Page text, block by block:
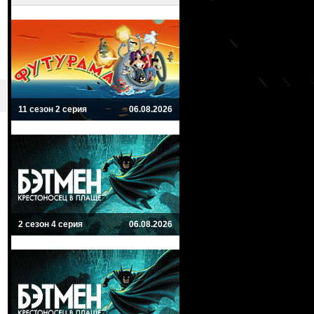
11 сезон 2 серия 06.08.2026
2 сезон 4 серия 06.08.2026